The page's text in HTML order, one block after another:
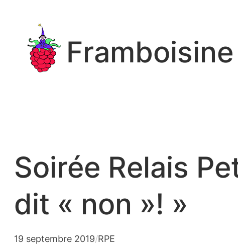
contenu
Framboisine
Soirée Relais
dit « non »! »
19 septembre 2019/RPE